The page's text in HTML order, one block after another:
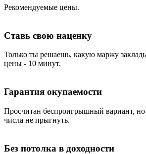
Рекомендуемые цены.
Ставь свою наценку
Только ты решаешь, какую маржу
цены - 10 минут.
Гарантия окупаемости
Просчитан беспроигрышный вариант,
числа не прыгнуть.
Без потолка в доходности